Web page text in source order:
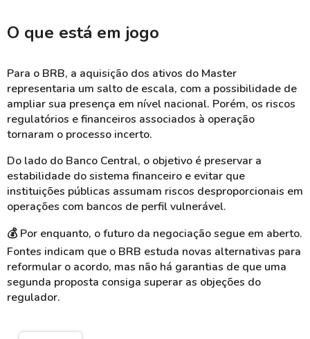
O que está em jogo
Para o BRB, a aquisição dos ativos do Master
representaria um salto de escala, com a possibilidade de
ampliar sua presença em nível nacional. Porém, os riscos
regulatórios e financeiros associados à operação
tornaram o processo incerto.
Do lado do Banco Central, o objetivo é preservar a
estabilidade do sistema financeiro e evitar que
instituições públicas assumam riscos desproporcionais em
operações com bancos de perfil vulnerável.
💰 Por enquanto, o futuro da negociação segue em aberto.
Fontes indicam que o BRB estuda novas alternativas para
reformular o acordo, mas não há garantias de que uma
segunda proposta consiga superar as objeções do
regulador.